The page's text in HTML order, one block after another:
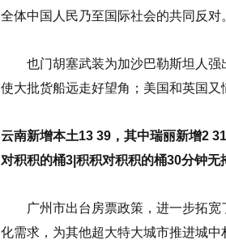
全体中国人民乃至国际社会的共同反对
也门胡塞武装为加沙巴勒斯坦人强
使大批货船远走好望角；美国和英国
云南新增本土13 39，其中瑞丽新增2
对积积的桶3|积积对积积的桶30分钟无
广州市出台房票政策，进一步拓宽
化需求，为其他超大特大城市推进城中